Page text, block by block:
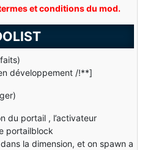
et conditions du mod.
développement /!**]
du portail , l’activateur
portailblock
la dimension, et on spawn a